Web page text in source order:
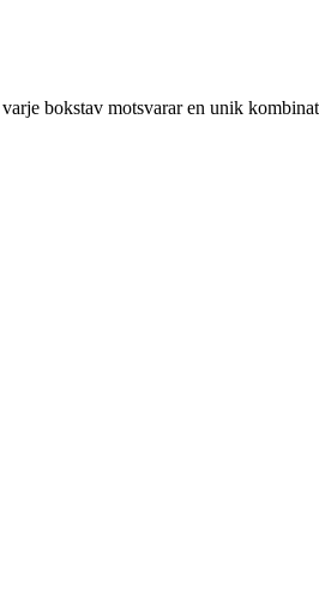
bokstav motsvarar en unik